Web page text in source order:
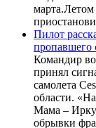
Пилот
пропавшего
Командир
принял
самолета
области.
Мама –
обрывки